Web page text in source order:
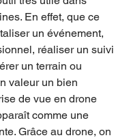
En effet, que ce
un événement,
réaliser un suivi
un terrain ou
valeur un bien
de vue en drone
comme une
Grâce au drone, on